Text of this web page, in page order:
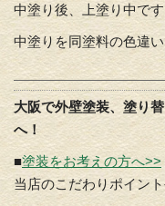
中塗り後、上塗り中です
中塗りを同塗料の色違
大阪で外壁塗装、塗り
へ！
■塗装をお考えの方へ>>
当店のこだわりポイン